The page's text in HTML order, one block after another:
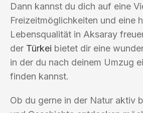
Dann kannst du dich auf eine
Freizeitmöglichkeiten und eine
Lebensqualität in Aksaray
der Türkei bietet dir eine
in der du nach deinem Umzug
finden kannst.
Ob du gerne in der Natur aktiv